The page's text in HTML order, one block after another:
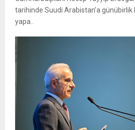
tarihinde Suudi Arabistan’a günübirlik
yapa..